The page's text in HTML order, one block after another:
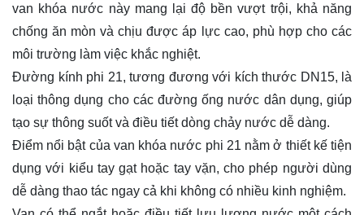
van khóa nước này mang lại độ bền vượt trội, khả năng
chống ăn mòn và chịu được áp lực cao, phù hợp cho các
môi trường làm việc khắc nghiệt.
Đường kính phi 21, tương đương với kích thước DN15, là
loại thông dụng cho các đường ống nước dân dụng, giúp
tạo sự thông suốt và điều tiết dòng chảy nước dễ dàng.
Điểm nổi bật của van khóa nước phi 21 nằm ở thiết kế tiện
dụng với kiểu tay gạt hoặc tay vặn, cho phép người dùng
dễ dàng thao tác ngay cả khi không có nhiều kinh nghiệm.